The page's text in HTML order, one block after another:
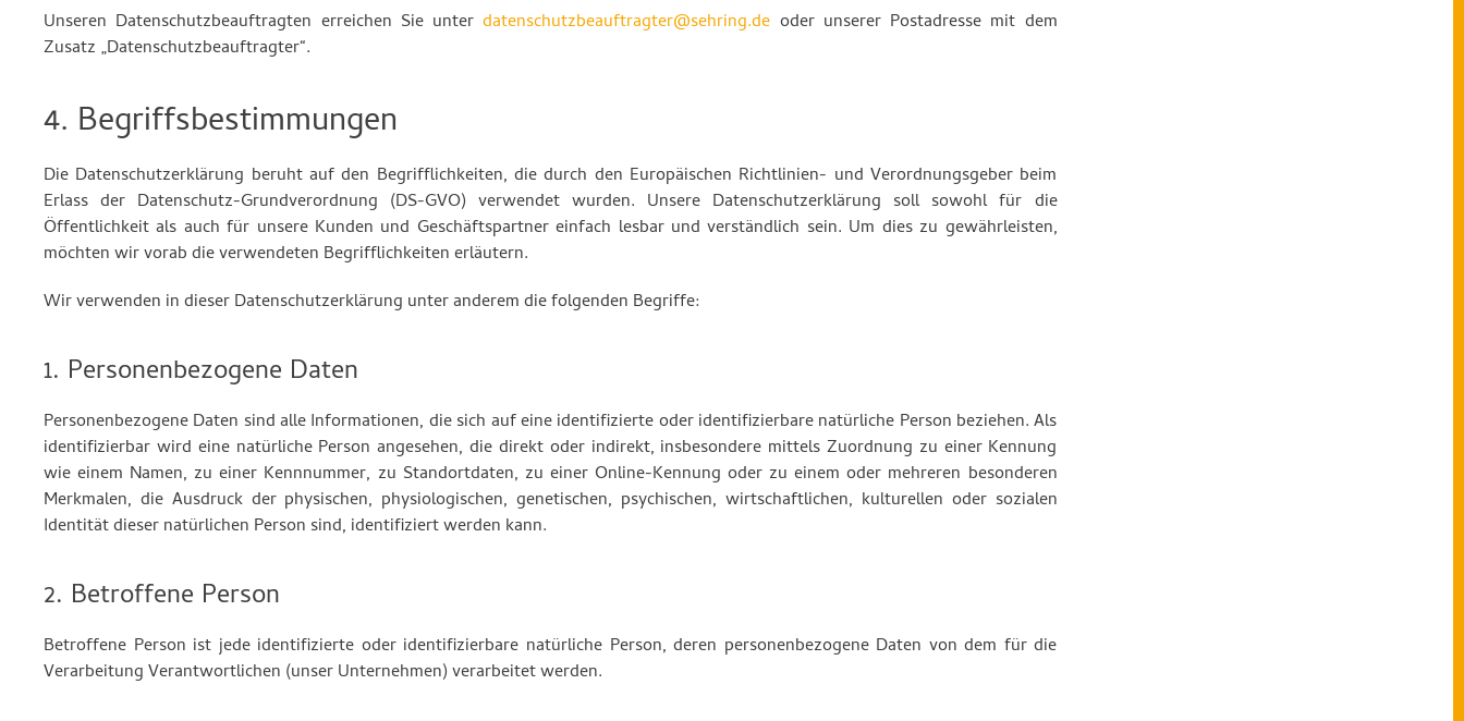
Unseren Datenschutzbeauftragten erreichen Sie unterdatenschutzbeauftragter@sehring.de oder unserer Postadresse mit dem
Zusatz „Datenschutzbeauftragter“.
4. Begriffsbestimmungen
Die Datenschutzerklärung beruht auf den Begrifflichkeiten, die durch den Europäischen Richtlinien- und Verordnungsgeber beim
Erlass der Datenschutz-Grundverordnung (DS-GVO) verwendet wurden. Unsere Datenschutzerklärung soll sowohl für die
Öffentlichkeit als auch für unsere Kunden und Geschäftspartner einfach lesbar und verständlich sein. Um dies zu gewährleisten,
möchten wir vorab die verwendeten Begrifflichkeiten erläutern.
Wir verwenden in dieser Datenschutzerklärung unter anderem die folgenden Begriffe:
1. Personenbezogene Daten
Personenbezogene Daten sind alle Informationen, die sich auf eine identifizierte oder identifizierbare natürliche Person beziehen. Als
identifizierbar wird eine natürliche Person angesehen, die direkt oder indirekt, insbesondere mittels Zuordnung zu einer Kennung
wie einem Namen, zu einer Kennnummer, zu Standortdaten, zu einer Online-Kennung oder zu einem oder mehreren besonderen
Merkmalen, die Ausdruck der physischen, physiologischen, genetischen, psychischen, wirtschaftlichen, kulturellen oder sozialen
Identität dieser natürlichen Person sind, identifiziert werden kann.
2. Betroffene Person
Betroffene Person ist jede identifizierte oder identifizierbare natürliche Person, deren personenbezogene Daten von dem für die
Verarbeitung Verantwortlichen (unser Unternehmen) verarbeitet werden.